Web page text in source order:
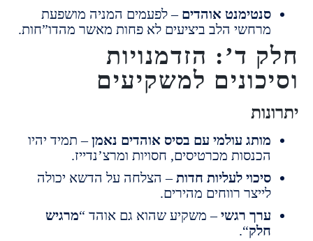
סנטימנט אוהדים – לפעמים המניה מושפעת
מרחשי הלב ביציעים לא פחות מאשר מהדו”חות.
ד’: הזדמנויות
למשקיעים
מותג עולמי עם בסיס אוהדים נאמן– תמיד יהיו
הכנסות מכרטיסים, חסויות ומרצ’נדייז.
סיכוי לעליות חדות– הצלחה על הדשא יכולה
לייצר רווחים מהירים.
ערך רגשי– משקיע שהוא גם אוהד “מרגיש